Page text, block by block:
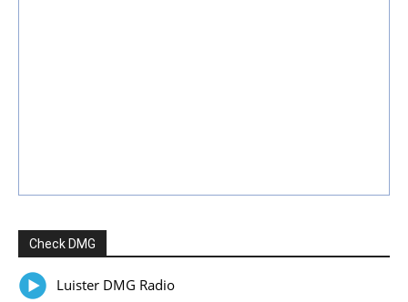
Check DMG
Luister DMG Radio